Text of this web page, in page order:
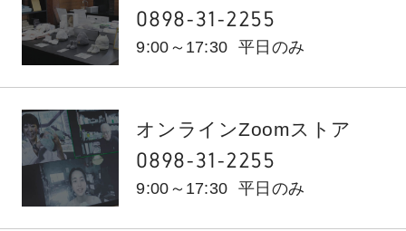
0898-31-2255
9:00～17:30 平日のみ
オンラインZoomストア
0898-31-2255
9:00～17:30 平日のみ